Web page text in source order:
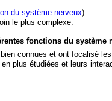
du système nerveux).
le plus complexe.
fonctions du système
connues et ont focalisé
plus étudiées et leurs